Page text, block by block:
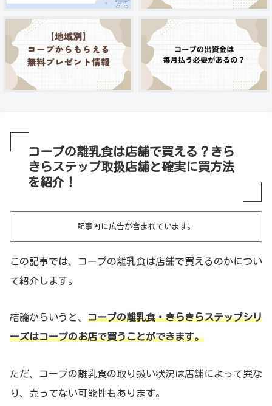
コープの離乳食は店舗で買える？きら
きらステップ取扱店舗と確実に買方法
を紹介！
記事内に広告が含まれています。
この記事では、コープの離乳食は店舗で買えるのかについ
て紹介します。
結論からいうと、 コープの離乳食・きらきらステップシリ
ーズはコープのお店で買うことができます。
ただ、コープの離乳食の取り扱い状況は店舗によって異な
り、売ってない可能性もあります。